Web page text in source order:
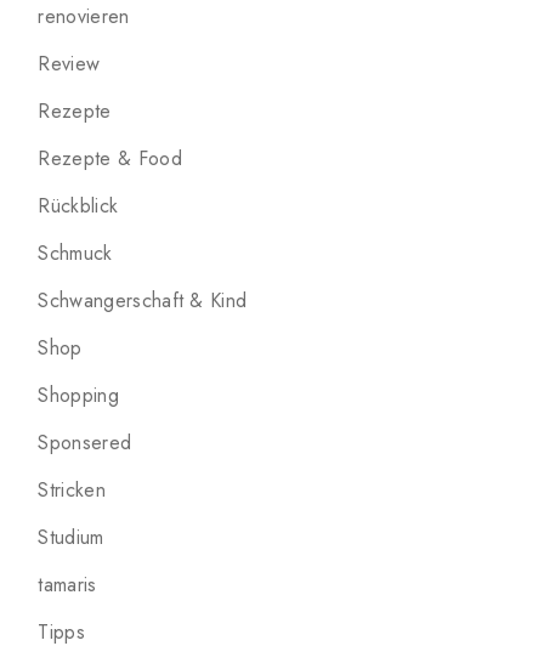
renovieren
Review
Rezepte
Rezepte & Food
Rückblick
Schmuck
Schwangerschaft & Kind
Shop
Shopping
Sponsered
Stricken
Studium
tamaris
Tipps